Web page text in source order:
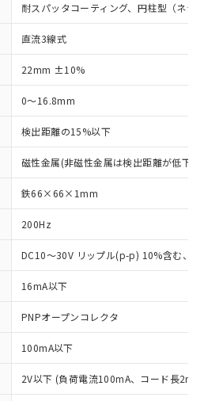
耐スパッタコーティング、円柱型（ネジ
直流3線式
22mm ±10%
0～16.8mm
検出距離の15%以下
磁性金属(非磁性金属は検出距離が低下し
鉄66×66×1mm
200Hz
DC10～30V リップル(p-p) 10%含む、
16mA以下
PNPオープンコレクタ
100mA以下
2V以下 (負荷電流100mA、コード長2m